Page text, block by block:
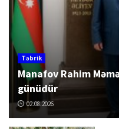
Təbrik
Manafov Rahim
günüdür
02.08.2026